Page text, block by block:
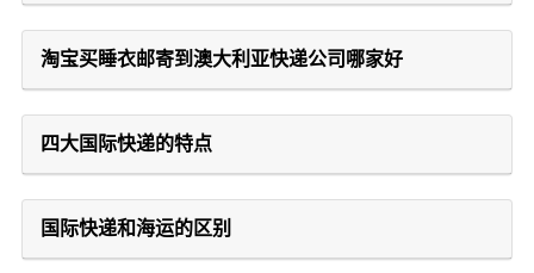
淘宝买睡衣邮寄到澳大利亚快递公司哪家好
四大国际快递的特点
国际快递和海运的区别